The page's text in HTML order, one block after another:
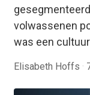
volwassenen
was een
Elisabeth Hoffs ·